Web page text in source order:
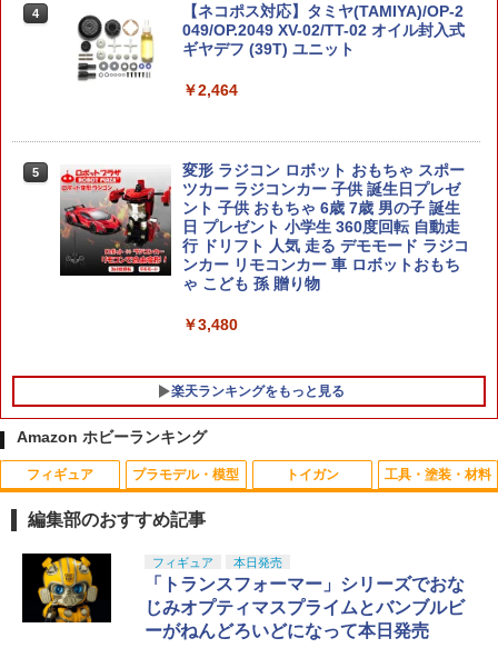
￥4,180
ヘルハウンド 1/72プラモデル〔コトブ
キヤ〕（240711予約開始）
￥4,260
マン The Final Season ver. 完成品フィ
ギュア 【2月予約】
AMERVERSE) バンダイスピリッツ フィ
ギュア （ZF169701）
￥9,900
東京マルイ 18歳以上用エアーコッキング
コルト M1911A1 ガバメント エアガン
エアーガン 【あす楽】
￥3,980
5
PROTEC TYPE3R(東京マルイ対応) コネ
クティブプラグ
￥1,452
4
【ネコポス対応】タミヤ(TAMIYA)/OP-2
049/OP.2049 XV-02/TT-02 オイル封入式
ギヤデフ (39T) ユニット
￥2,464
5
変形 ラジコン ロボット おもちゃ スポー
ツカー ラジコンカー 子供 誕生日プレゼ
ント 子供 おもちゃ 6歳 7歳 男の子 誕生
日 プレゼント 小学生 360度回転 自動走
行 ドリフト 人気 走る デモモード ラジコ
ンカー リモコンカー 車 ロボットおもち
ゃ こども 孫 贈り物
￥3,480
楽天ランキングをもっと見る
Amazon ホビーランキング
フィギュア
タカラトミー(TAKARA TOMY) T-SPAR
K トランスフォーマー ニューレジェンズ
NL-07 サウンドウェーブ 可動フィギュア
￥4,440
プラモデル・模型
タカラトミー(TAKARA TOMY) T-SPAR
K REALIZE MODEL リアライズモデル Z
OIDS ゾイド RMZ-025 ライガーゼロフ
ァルコン (ZBF) 色分け済み プラキット
トイガン
東京マルイ(TOKYO MARUI) No.25 コル
ト ガバメント HG 18歳以上エアーHOP
ハンドガン
￥3,384
工具・塗装・材料
GSIクレオス Mr.トップコート 水性プレ
ミアムトップコートスプレー 光沢 88ml
ホビー用仕上材 B601
￥748
編集部のおすすめ記事
フィギュア 本日発売
「トランスフォーマー」シリーズでおな
じみオプティマスプライムとバンブルビ
ーがねんどろいどになって本日発売